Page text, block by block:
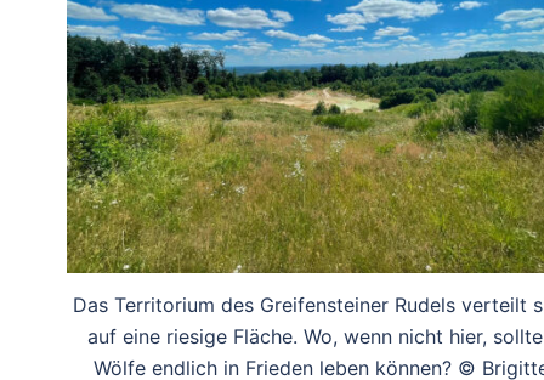
Das Territorium des Greifensteiner Rudels verteilt
auf eine riesige Fläche. Wo, wenn nicht hier,
Wölfe endlich in Frieden leben können? ©